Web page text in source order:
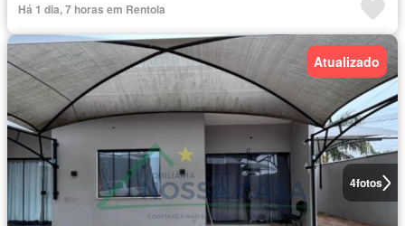
Há 1 dia, 7 horas em Rentola
4fotos
Atualizado